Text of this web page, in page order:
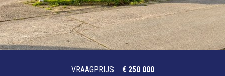
VRAAGPRIJS € 250 000